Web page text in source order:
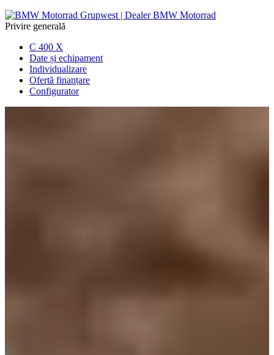
Privire generală
C 400 X
Date și echipament
Individualizare
Ofertă finanțare
Configurator